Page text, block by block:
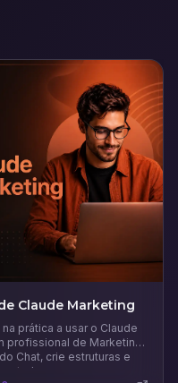
Claude Marketing
prática a usar o Claude
profissional de Marketing.
Chat, crie estruturas e
tudo.